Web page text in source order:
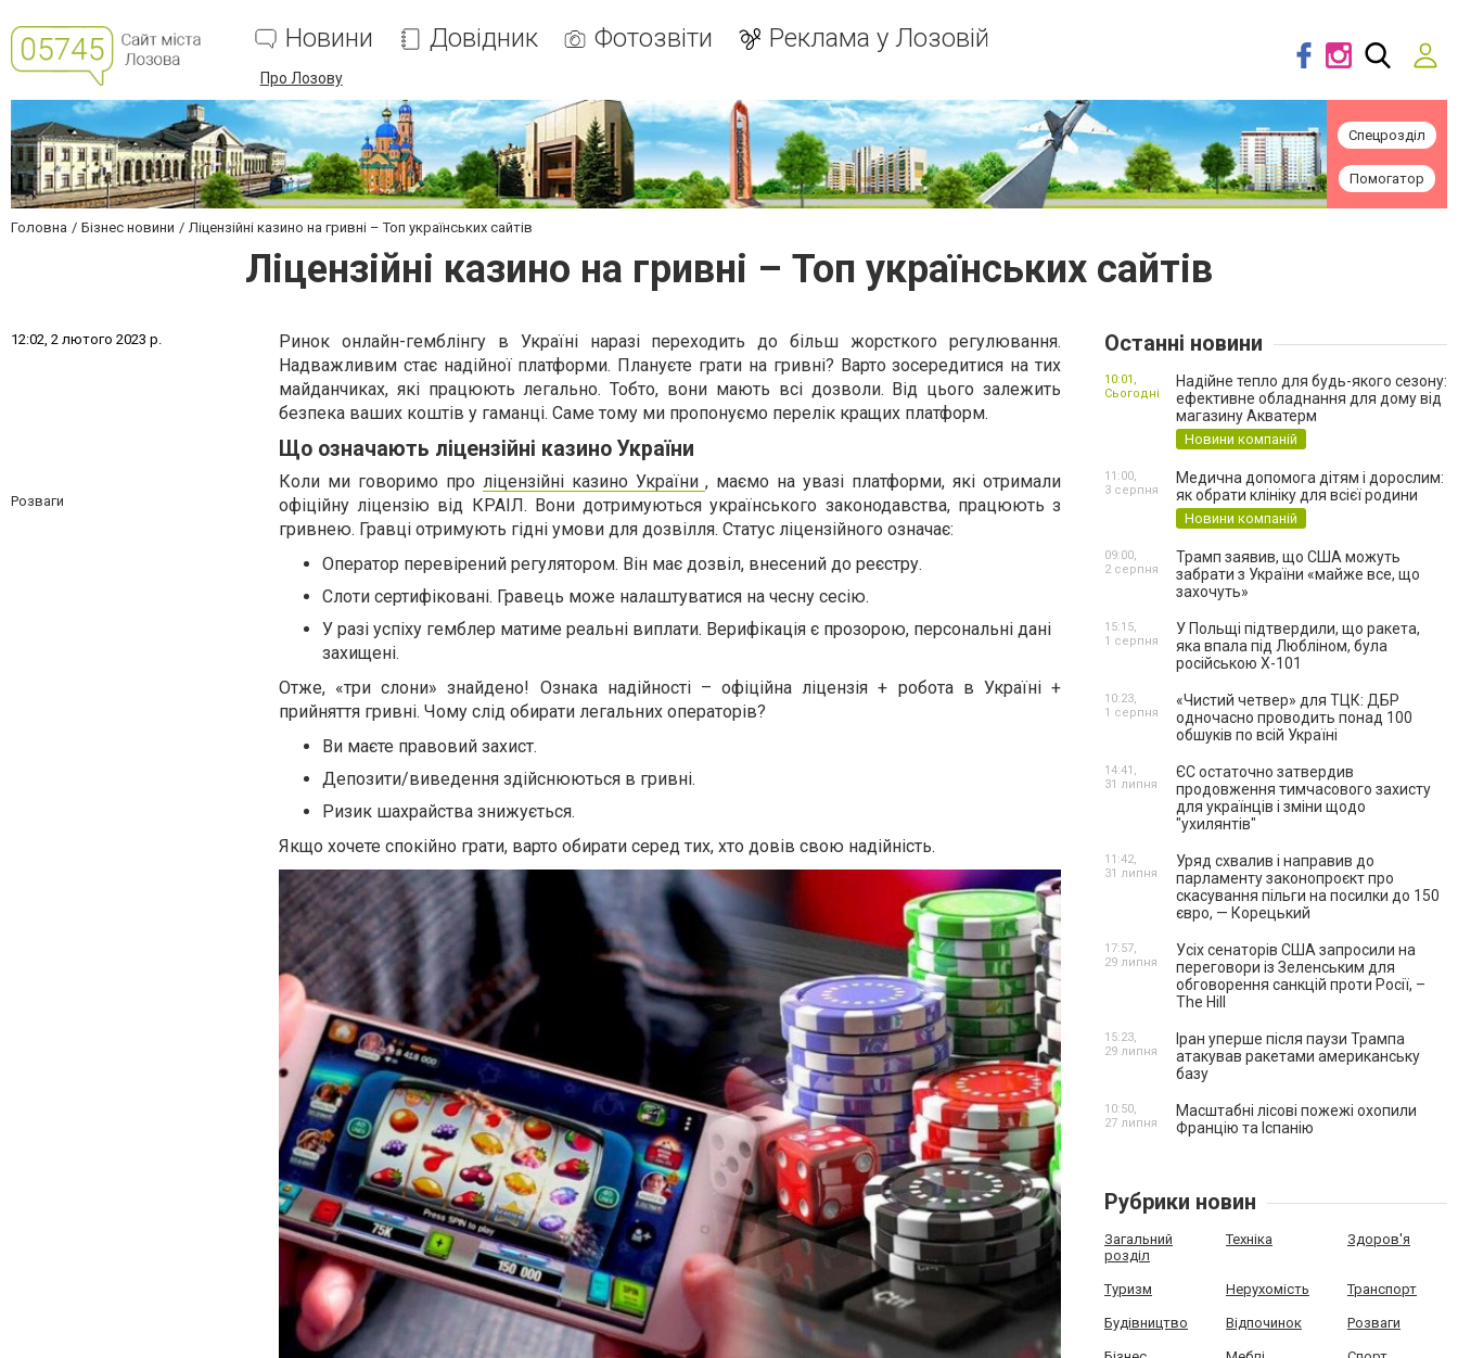
Новини Довідник Фотозвіти Реклама у Лозовій
Про Лозову
Спецрозділ
Помогатор
Головна Бізнес новини Ліцензійні казино на гривні – Топ українських сайтів
Ліцензійні казино на гривні – Топ українських сайтів
12:02, 2 лютого 2023 р.
Розваги
Ринок онлайн-гемблінгу в Україні наразі переходить до більш жорсткого регулювання.
Надважливим стає надійної платформи. Плануєте грати на гривні? Варто зосередитися на тих
майданчиках, які працюють легально. Тобто, вони мають всі дозволи. Від цього залежить
безпека ваших коштів у гаманці. Саме тому ми пропонуємо перелік кращих платформ.
Що означають ліцензійні казино України
Коли ми говоримо про ліцензійні казино України, маємо на увазі платформи, які отримали
офіційну ліцензію від КРАІЛ. Вони дотримуються українського законодавства, працюють з
гривнею. Гравці отримують гідні умови для дозвілля. Статус ліцензійного означає:
Оператор перевірений регулятором. Він має дозвіл, внесений до реєстру.
Слоти сертифіковані. Гравець може налаштуватися на чесну сесію.
У разі успіху гемблер матиме реальні виплати. Верифікація є прозорою, персональні дані
захищені.
Отже, «три слони» знайдено! Ознака надійності – офіційна ліцензія + робота в Україні +
прийняття гривні. Чому слід обирати легальних операторів?
Ви маєте правовий захист.
Депозити/виведення здійснюються в гривні.
Ризик шахрайства знижується.
Якщо хочете спокійно грати, варто обирати серед тих, хто довів свою надійність.
Останні новини
Надійне тепло для будь-якого сезону:
ефективне обладнання для дому від
магазину Акватерм
Новини компаній
10:01,
Сьогодні
Медична допомога дітям і дорослим:
як обрати клініку для всієї родини
Новини компаній
11:00,
3 серпня
Трамп заявив, що США можуть
забрати з України «майже все, що
захочуть»
09:00,
2 серпня
У Польщі підтвердили, що ракета,
яка впала під Любліном, була
російською Х-101
15:15,
1 серпня
«Чистий четвер» для ТЦК: ДБР
одночасно проводить понад 100
обшуків по всій Україні
10:23,
1 серпня
ЄС остаточно затвердив
продовження тимчасового захисту
для українців і зміни щодо
"ухилянтів"
14:41,
31 липня
Уряд схвалив і направив до
парламенту законопроєкт про
скасування пільги на посилки до 150
євро, — Корецький
11:42,
31 липня
Усіх сенаторів США запросили на
переговори із Зеленським для
обговорення санкцій проти Росії, –
The Hill
17:57,
29 липня
Іран уперше після паузи Трампа
атакував ракетами американську
базу
15:23,
29 липня
Масштабні лісові пожежі охопили
Францію та Іспанію
10:50,
27 липня
Рубрики новин
Загальний
розділ
Техніка Здоров'я
Туризм Нерухомість Транспорт
Будівництво Відпочинок Розваги